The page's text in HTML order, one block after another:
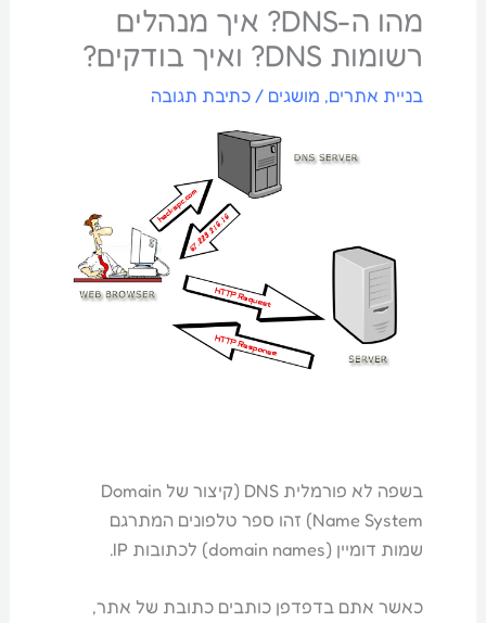
מהו ה-DNS? איך מנהלים
רשומות DNS? ואיך בודקים?
בניית אתרים, מושגים /כתיבת תגובה
בשפה לא פורמלית DNS (קיצור של Domain
Name System) זהו ספר טלפונים המתרגם
שמות דומיין (domain names) לכתובות IP.
כאשר אתם בדפדפן כותבים כתובת של אתר,